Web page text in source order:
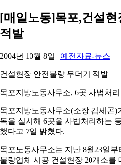
[매일노동]목포,건설현
적발
2004년 10월 8일 | 예전자료-뉴스
건설현장 안전불량 무더기 적발
목포지방노동사무소, 6곳 사법처
목포지방노동사무소(소장 김세곤)
독을 실시해 6곳을 사법처리하는
했다고 7일 밝혔다.
목포노동사무소는 지난 8월23일
불량업체 시공 건설현장 20개소를